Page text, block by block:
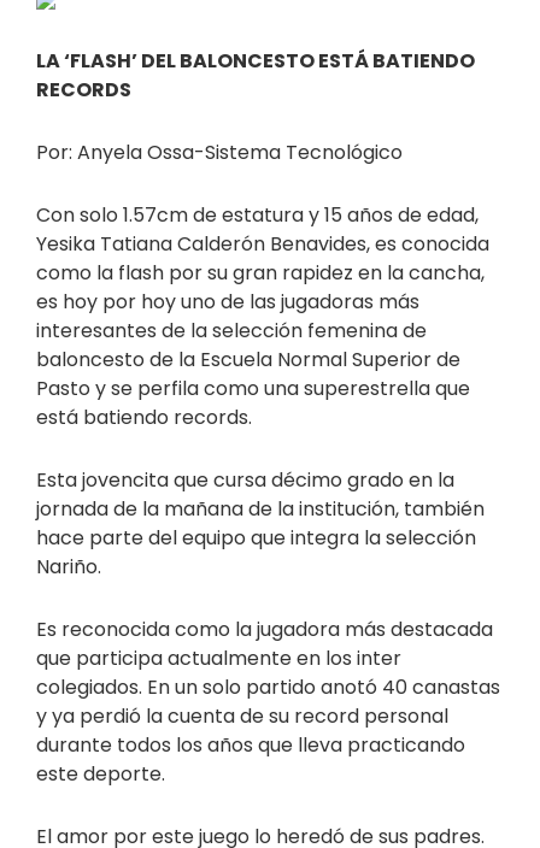
LA ‘FLASH’ DEL BALONCESTO ESTÁ BATIENDO
RECORDS
Por: Anyela Ossa-Sistema Tecnológico
Con solo 1.57cm de estatura y 15 años de edad,
Yesika Tatiana Calderón Benavides, es conocida
como la flash por su gran rapidez en la cancha,
es hoy por hoy uno de las jugadoras más
interesantes de la selección femenina de
baloncesto de la Escuela Normal Superior de
Pasto y se perfila como una superestrella que
está batiendo records.
Esta jovencita que cursa décimo grado en la
jornada de la mañana de la institución, también
hace parte del equipo que integra la selección
Nariño.
Es reconocida como la jugadora más destacada
que participa actualmente en los inter
colegiados. En un solo partido anotó 40 canastas
y ya perdió la cuenta de su record personal
durante todos los años que lleva practicando
este deporte.
El amor por este juego lo heredó de sus padres.